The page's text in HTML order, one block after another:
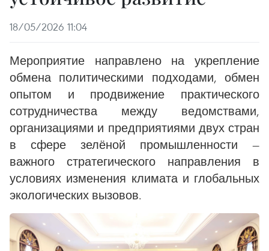
18/05/2026 11:04
Мероприятие направлено на укрепление
обмена политическими подходами, обмен
опытом и продвижение практического
сотрудничества между ведомствами,
организациями и предприятиями двух стран
в сфере зелёной промышленности —
важного стратегического направления в
условиях изменения климата и глобальных
экологических вызовов.